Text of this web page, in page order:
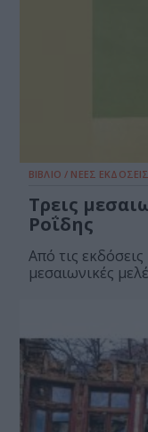
ΒΙΒΛΙΟ / ΝΕΕΣ ΕΚΔΟΣΕΙΣ
Τρεις
Ροΐδης
Από τις
μεσαιωνικές